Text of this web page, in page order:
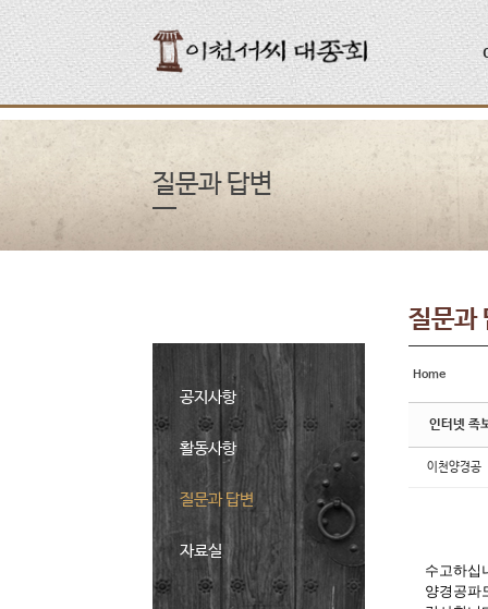
질문과 답변
공지사항
활동사항
질문과 답변
자료실
질문과
Home
인터넷 족
이천양경공
수고하십
양경공파